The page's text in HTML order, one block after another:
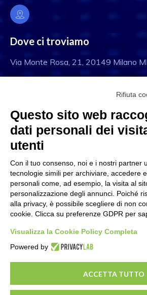
Dove ci troviamo
Via Monte Rosa, 21, 20149 Milano MI
Email
info@eftilia.it
Telefono
©2026 Tutti i diritti riservati Eftilìa
Rifiuta
Questo sito web
dati personali dei
utenti
Con il tuo consenso, noi e i nostri partner
tecnologie simili per archiviare, accedere
personali come, ad esempio, la visita al
personalizzazione degli annunci. Poiché
alla privacy, è possibile scegliere di non
cookie. Clicca su preferenze GDPR per
Visualizza la Cookie Policy Completa
Powered by
ACCETTA TUTTO